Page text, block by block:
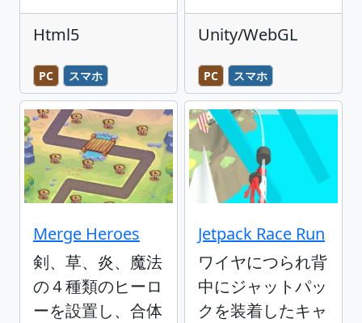
Html5
PC スマホ
Unity/WebGL
PC スマホ
Merge Heroes
剣、草、炎、魔法
の４種類のヒーロ
ーを設置し、合体
Jetpack Race Run
ワイヤにつられ背
中にジャットパッ
クを装着したキャ